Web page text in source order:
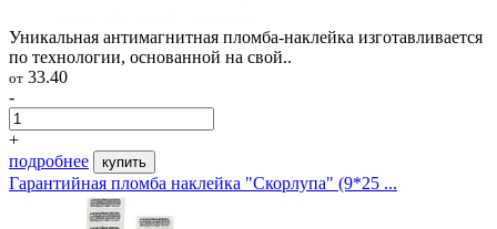
Уникальная антимагнитная пломба-наклейка изготавливается
по технологии, основанной на свой..
от 33.40
-
+
подробнее
купить
Гарантийная пломба наклейка "Скорлупа" (9*25 ...